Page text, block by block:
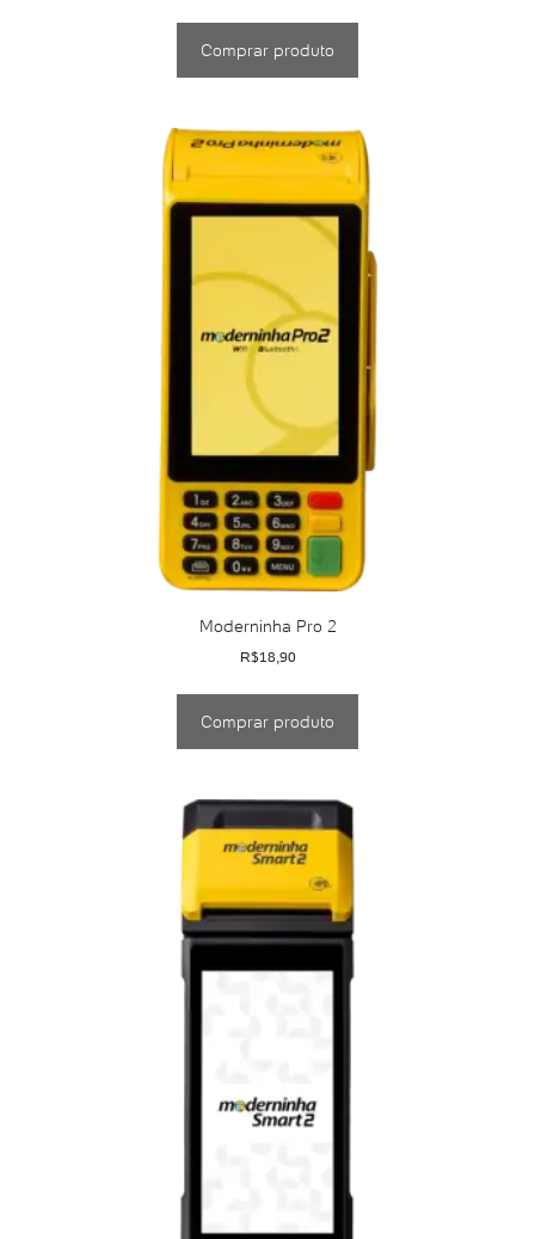
Comprar produto
Moderninha Pro 2
R$18,90
Comprar produto